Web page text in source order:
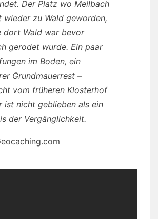
Der Platz wo Meilbach
wieder zu Wald geworden,
dort Wald war bevor
gerodet wurde. Ein paar
im Boden, ein
Grundmauerrest –
vom früheren Klosterhof
ist nicht geblieben als ein
der Vergänglichkeit.